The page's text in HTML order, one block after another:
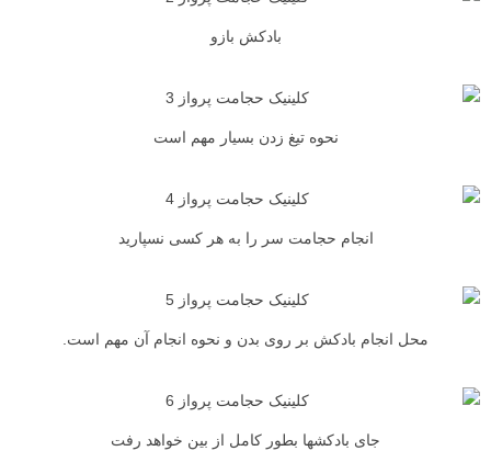
بادکش بازو
نحوه تیغ زدن بسیار مهم است
انجام حجامت سر را به هر کسی نسپارید
محل انجام بادکش بر روی بدن و نحوه انجام آن مهم است.
جای بادکشها بطور کامل از بین خواهد رفت